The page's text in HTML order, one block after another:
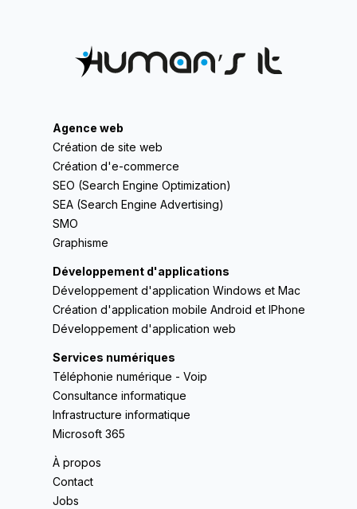
Agence web
Création de site web
Création d'e-commerce
SEO (Search Engine Optimization)
SEA (Search Engine Advertising)
SMO
Graphisme
Développement d'applications
Développement d'application Windows et Mac
Création d'application mobile Android et IPhone
Développement d'application web
Services numériques
Téléphonie numérique - Voip
Consultance informatique
Infrastructure informatique
Microsoft 365
À propos
Contact
Jobs